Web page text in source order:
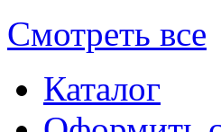
Смотреть все
Каталог